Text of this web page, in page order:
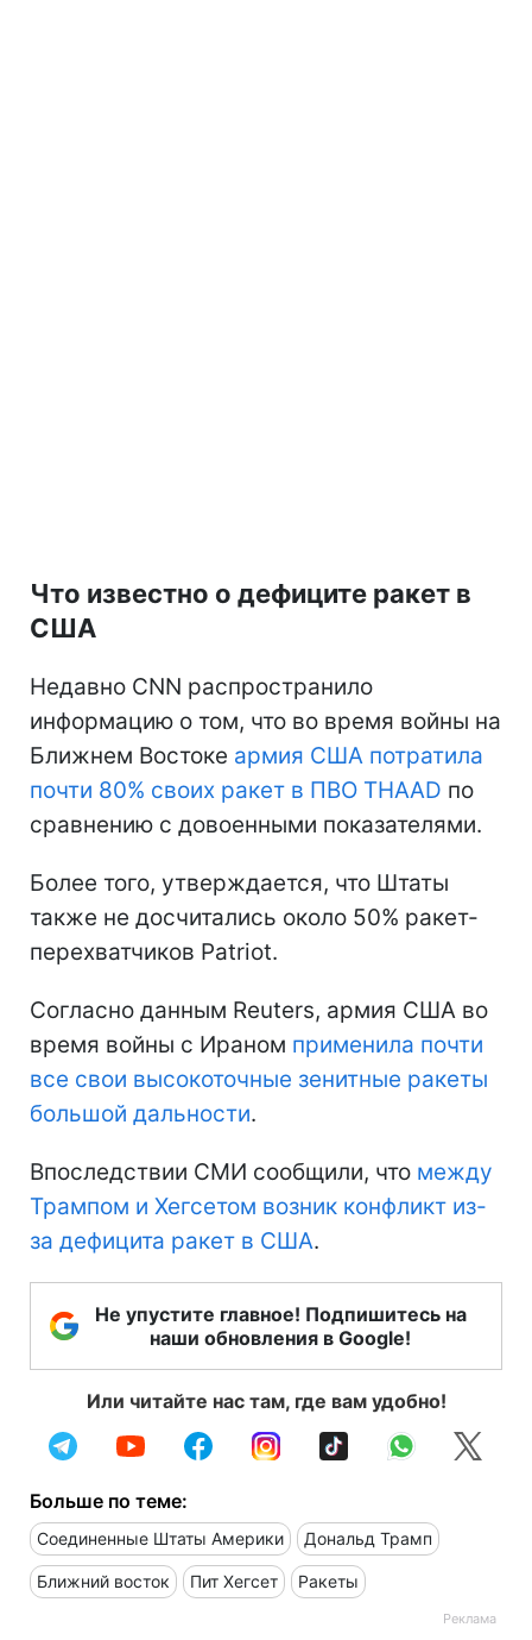
Что известно о дефиците ракет в
США
Недавно CNN распространило
информацию о том, что во время войны на
Ближнем Востоке армия США потратила
почти 80% своих ракет в ПВО THAAD по
сравнению с довоенными показателями.
Более того, утверждается, что Штаты
также не досчитались около 50% ракет-
перехватчиков Patriot.
Согласно данным Reuters, армия США во
время войны с Ираном применила почти
все свои высокоточные зенитные ракеты
большой дальности.
Впоследствии СМИ сообщили, что между
Трампом и Хегсетом возник конфликт из-
за дефицита ракет в США.
Не упустите главное! Подпишитесь на
наши обновления в Google!
Или читайте нас там, где вам удобно!
Больше по теме:
Соединенные Штаты Америки Дональд Трамп
Ближний восток Пит Хегсет Ракеты